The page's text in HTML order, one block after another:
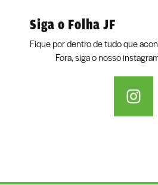
Siga o Folha JF
Fique por dentro de tudo que
Fora, siga o nosso